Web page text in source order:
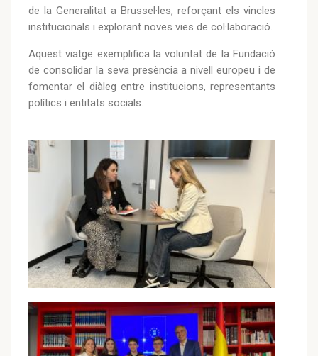
de la Generalitat a Brussel·les, reforçant els vincles
institucionals i explorant noves vies de col·laboració.
Aquest viatge exemplifica la voluntat de la Fundació
de consolidar la seva presència a nivell europeu i de
fomentar el diàleg entre institucions, representants
polítics i entitats socials.